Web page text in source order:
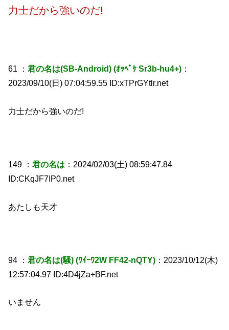
力士だから強いのだ!
61 ：君の名は(SB-Android) (ｵｯﾍﾟｹ Sr3b-hu4+) ：
2023/09/10(日) 07:04:59.55 ID:xTPrGYtlr.net
力士だから強いのだ!
149 ：君の名は ：2024/02/03(土) 08:59:47.84
ID:CKqJF7IP0.net
あたしも天才
94 ：君の名は(騒) (ﾜｲｰﾜ2W FF42-nQTY) ：2023/10/12(木)
12:57:04.97 ID:4D4jZa+BF.net
いません